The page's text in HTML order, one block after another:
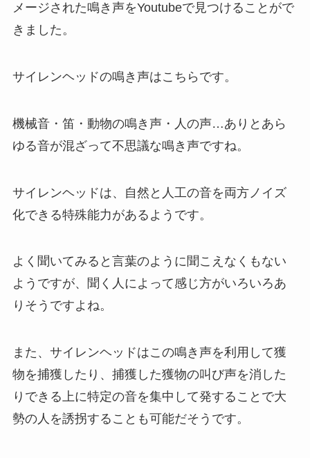
メージされた鳴き声をYoutubeで見つけることがで
きました。
サイレンヘッドの鳴き声はこちらです。
機械音・笛・動物の鳴き声・人の声…ありとあら
ゆる音が混ざって不思議な鳴き声ですね。
サイレンヘッドは、自然と人工の音を両方ノイズ
化できる特殊能力があるようです。
よく聞いてみると言葉のように聞こえなくもない
ようですが、聞く人によって感じ方がいろいろあ
りそうですよね。
また、サイレンヘッドはこの鳴き声を利用して獲
物を捕獲したり、捕獲した獲物の叫び声を消した
りできる上に特定の音を集中して発することで大
勢の人を誘拐することも可能だそうです。